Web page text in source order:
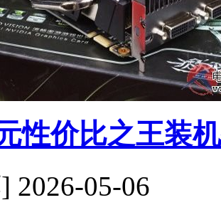
性价比之王装
2026-05-06